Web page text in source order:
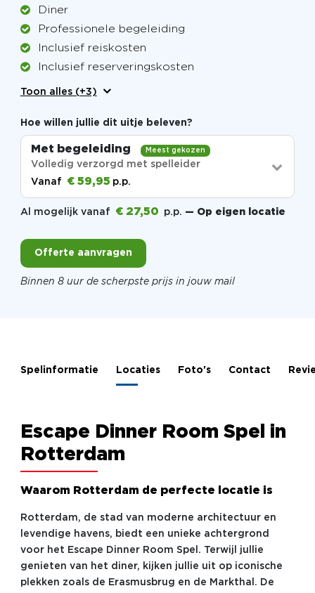
Diner
Professionele begeleiding
Inclusief reiskosten
Inclusief reserveringskosten
Toon alles (+3)
Hoe willen jullie dit uitje beleven?
Met begeleiding Meest gekozen
Volledig verzorgd met spelleider
Vanaf € 59,95 p.p.
Al mogelijk vanaf € 27,50 p.p. — Op eigen locatie
Offerte aanvragen
Binnen 8 uur de scherpste prijs in jouw mail
Spelinformatie Locaties Foto's Contact
Escape Dinner Room Spel in
Rotterdam
Waarom Rotterdam de perfecte locatie is
Rotterdam, de stad van moderne architectuur en
levendige havens, biedt een unieke achtergrond
voor het Escape Dinner Room Spel. Terwijl jullie
genieten van het diner, kijken jullie uit op iconische
plekken zoals de Erasmusbrug en de Markthal. De